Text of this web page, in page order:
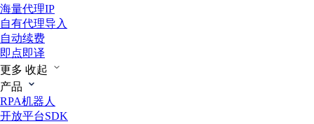
海量代理IP
自有代理导入
自动续费
即点即译
更多 收起
产品
RPA机器人
开放平台SDK